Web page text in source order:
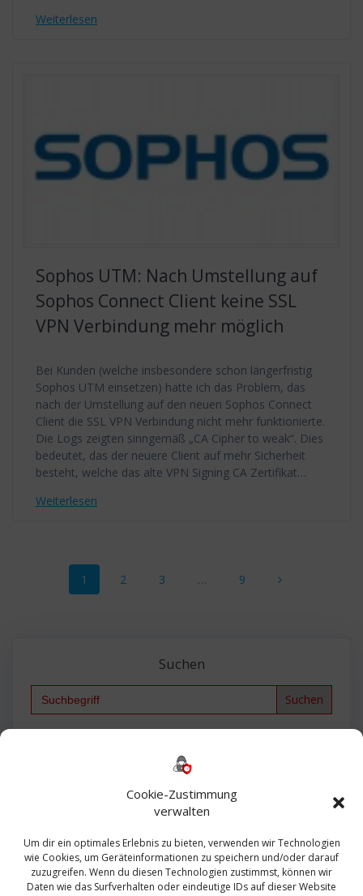
Cookie-Zustimmung
verwalten
Um dir ein optimales Erlebnis zu bieten, verwenden wir Technologien
wie Cookies, um Geräteinformationen zu speichern und/oder darauf
zuzugreifen. Wenn du diesen Technologien zustimmst, können wir
Daten wie das Surfverhalten oder eindeutige IDs auf dieser Website
Weiterlesen
Sophos UTM: Nach Umstellung auf
Sophos Connect Client keine SSL
VPN Verbindung mehr möglich
Bei Kunden (welche insbesondere schon längerfristig
Sophos UTM einsetzen) hatte ich das Problem, das
nach der Umstellung auf den neuen Sophos Connect
Client die SSL VPN Verbindung nicht mehr funktionierte.
Die Logs zeigten sinngemäß „CA Cipher to weak“. Dies
bedeutet, das der neuere Client auf mehr Sicherheit
besteht, welche das alte VPN Signing CA Zertifikat…
Weiterlesen
Beitragsnavigation
Seite
1 Seite
2 Seite
3 … Seite
9
Suchen
Search
Bautagebuch
Exchange firewall Fritzbox
Microsoft
Sanierung SBS Security Server Sicherheit
Sicherung SIEM Sophos SSL Ubuntu
Update Upgrade UTM VCenter VCSA Veeam